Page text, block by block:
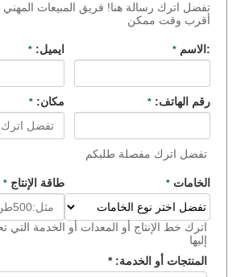
تفضل اترك رسالة هنا! فريق المبيعات
أقرب وقت ممكن
:الاسم* ايميل: *
رقم الهاتف:* مكان: *
تفضل اترك مفصلة طلبكم
الخامات* طاقة الإنتاج *
اترك خط الإنتاج أو المعدات أو الخدمة التي
إليها
المنتجات أو الخدمة:*